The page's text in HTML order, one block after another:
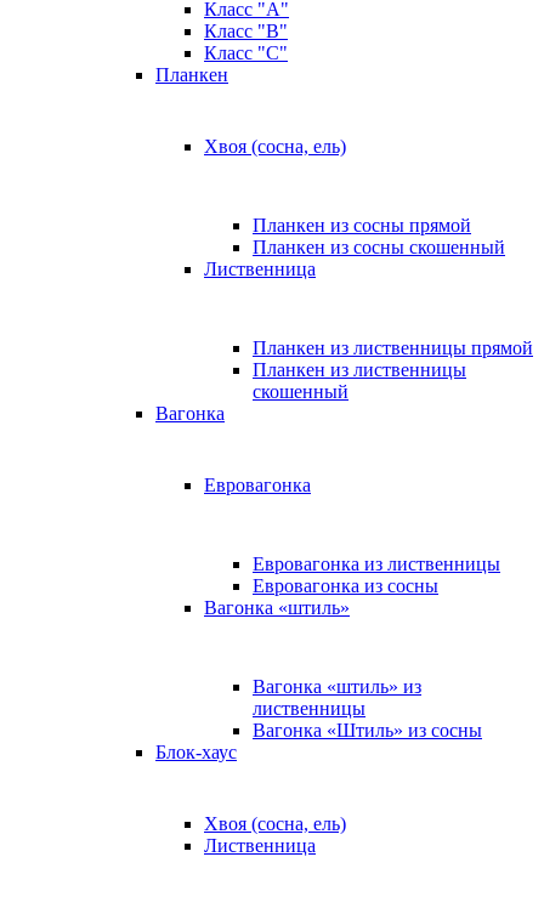
Класс "А"
Класс "B"
Класс "C"
Планкен
Хвоя (сосна, ель)
Планкен из сосны прямой
Планкен из сосны скошенный
Лиственница
Планкен из лиственницы прямой
Планкен из лиственницы
скошенный
Вагонка
Евровагонка
Евровагонка из лиственницы
Евровагонка из сосны
Вагонка «штиль»
Вагонка «штиль» из
лиственницы
Вагонка «Штиль» из сосны
Блок-хаус
Хвоя (сосна, ель)
Лиственница